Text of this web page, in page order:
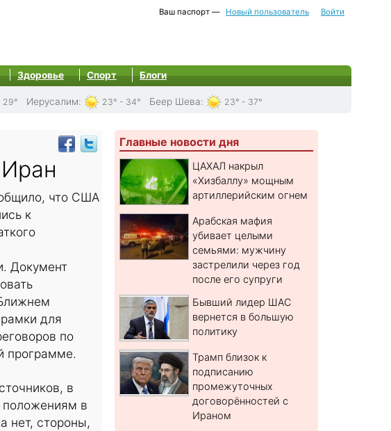
Ваш паспорт — Новый пользователь Войти
Здоровье Спорт Блоги
29° Иерусалим: 23° - 34° Беер Шева: 23° - 37°
что США
к
Документ
для
по
программе.
в
в
нет, стороны,
Главные новости дня
ЦАХАЛ накрыл
«Хизбаллу» мощным
артиллерийским огнем
Арабская мафия
убивает целыми
семьями: мужчину
застрелили через год
после его супруги
Бывший лидер ШАС
вернется в большую
политику
Трамп близок к
подписанию
промежуточных
договорённостей с
Ираном